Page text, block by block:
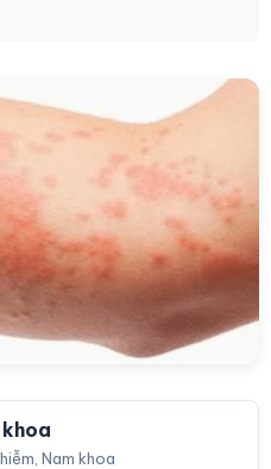
Nam khoa